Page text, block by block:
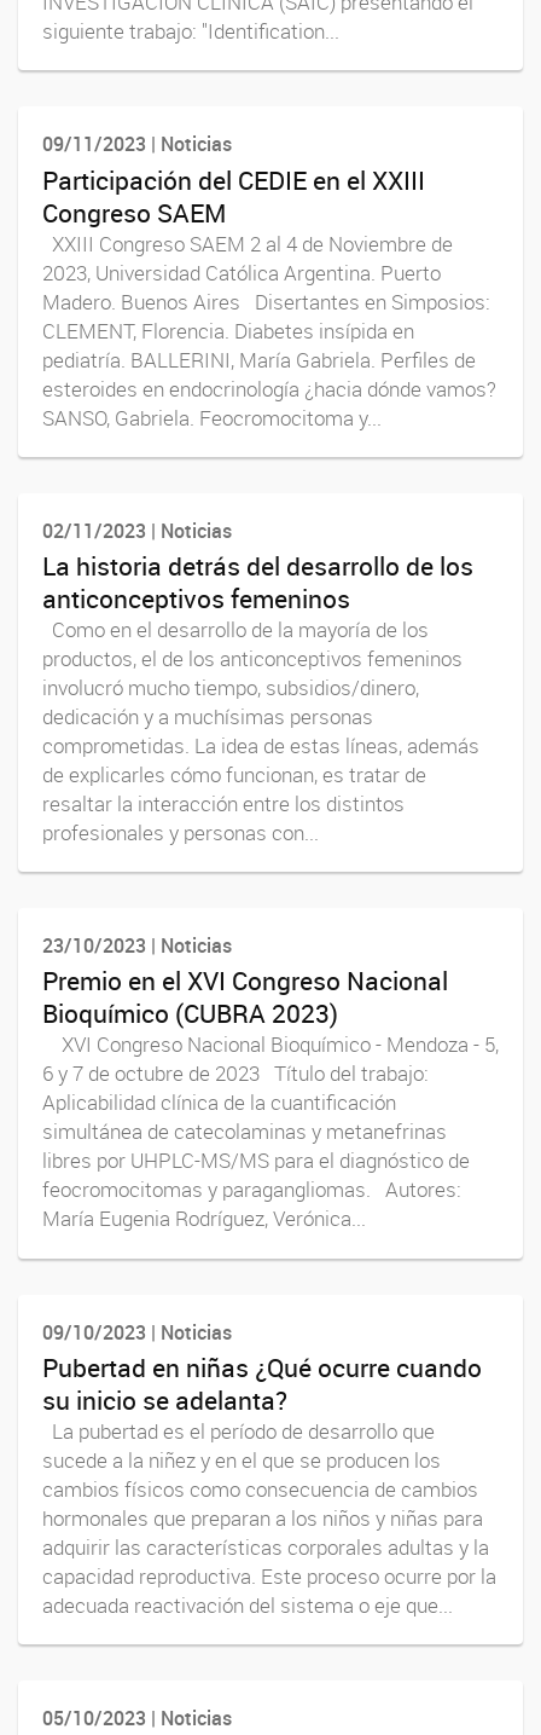
siguiente trabajo: "Identification...
09/11/2023 | Noticias
Participación del CEDIE en el XXIII
Congreso SAEM
XXIII Congreso SAEM 2 al 4 de Noviembre de
2023, Universidad Católica Argentina. Puerto
Madero. Buenos Aires Disertantes en Simposios:
CLEMENT, Florencia. Diabetes insípida en
pediatría. BALLERINI, María Gabriela. Perfiles de
esteroides en endocrinología ¿hacia dónde vamos?
SANSO, Gabriela. Feocromocitoma y...
02/11/2023 | Noticias
La historia detrás del desarrollo de los
anticonceptivos femeninos
Como en el desarrollo de la mayoría de los
productos, el de los anticonceptivos femeninos
involucró mucho tiempo, subsidios/dinero,
dedicación y a muchísimas personas
comprometidas. La idea de estas líneas, además
de explicarles cómo funcionan, es tratar de
resaltar la interacción entre los distintos
profesionales y personas con...
23/10/2023 | Noticias
Premio en el XVI Congreso Nacional
Bioquímico (CUBRA 2023)
XVI Congreso Nacional Bioquímico - Mendoza - 5,
6 y 7 de octubre de 2023 Título del trabajo:
Aplicabilidad clínica de la cuantificación
simultánea de catecolaminas y metanefrinas
libres por UHPLC-MS/MS para el diagnóstico de
feocromocitomas y paragangliomas. Autores:
María Eugenia Rodríguez, Verónica...
09/10/2023 | Noticias
Pubertad en niñas ¿Qué ocurre cuando
su inicio se adelanta?
La pubertad es el período de desarrollo que
sucede a la niñez y en el que se producen los
cambios físicos como consecuencia de cambios
hormonales que preparan a los niños y niñas para
adquirir las características corporales adultas y la
capacidad reproductiva. Este proceso ocurre por la
adecuada reactivación del sistema o eje que...
05/10/2023 | Noticias